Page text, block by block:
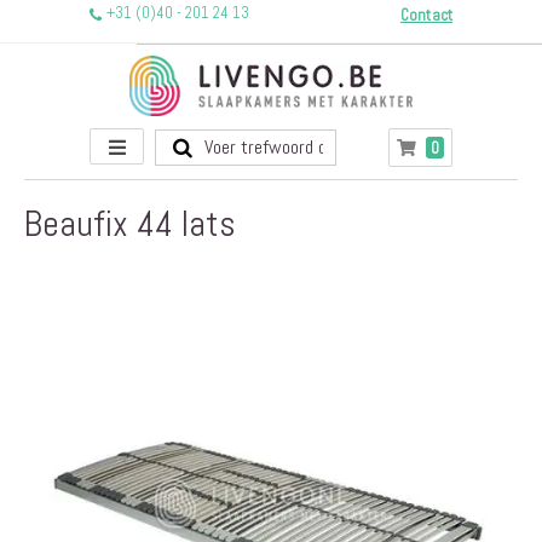
+31 (0)40 - 201 24 13 Contact
Toggle
Nav
Winkelwagen
0producten
Beaufix 44 lats